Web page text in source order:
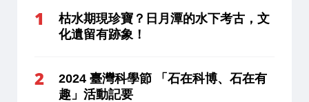
枯水期現珍寶？日月潭的水下考古，文
化遺留有跡象！
2024 臺灣科學節 「石在科博、石在有
趣」活動記要